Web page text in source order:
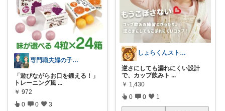
専門職夫婦の子育てラジオ
「遊びながらお口を鍛える！」
トレーニング風 ...
￥ 972
0 0 3
しょらくんストア🐶
逆さにしても漏れにくい設計
で、カップ飲みト ...
￥ 1,430
0 0 1